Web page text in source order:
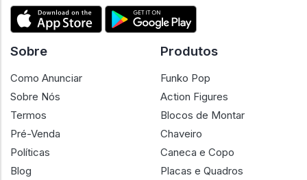
Sobre
Como Anunciar
Sobre Nós
Termos
Pré-Venda
Políticas
Blog
Produtos
Funko Pop
Action Figures
Blocos de Montar
Chaveiro
Caneca e Copo
Placas e Quadros